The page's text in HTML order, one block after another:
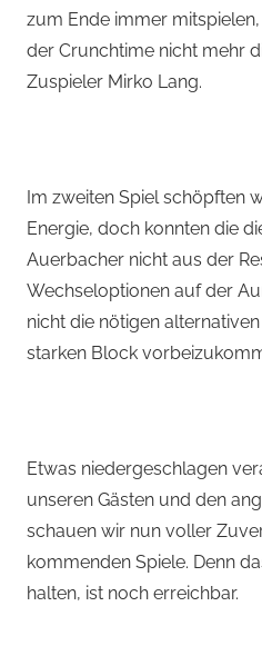
zum Ende immer
der Crunchtime nicht mehr
Zuspieler Mirko Lang.
Im zweiten Spiel schöpften
Energie, doch konnten die
Auerbacher nicht aus der
Wechseloptionen auf der
nicht die nötigen
starken Block
Etwas niedergeschlagen
unseren Gästen und den
schauen wir nun voller
kommenden Spiele. Denn
halten, ist noch erreichbar.